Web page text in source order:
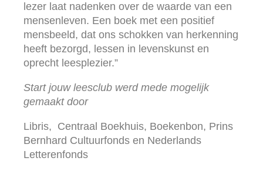
lezer laat nadenken over de waarde van een
mensenleven. Een boek met een positief
mensbeeld, dat ons schokken van herkenning
heeft bezorgd, lessen in levenskunst en
oprecht leesplezier.”
Start jouw leesclub werd mede mogelijk
gemaakt door
Libris, Centraal Boekhuis, Boekenbon, Prins
Bernhard Cultuurfonds en Nederlands
Letterenfonds